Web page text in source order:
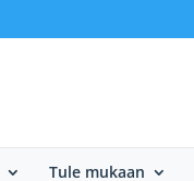
Tule mukaan